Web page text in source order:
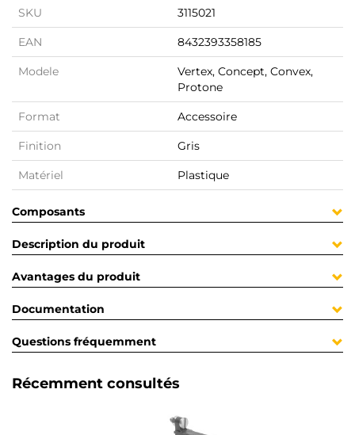
SKU 3115021
EAN 8432393358185
Modele
Vertex, Concept, Convex,
Protone
Format Accessoire
Finition Gris
Matériel Plastique
Composants
Description du produit
Avantages du produit
Documentation
Questions fréquemment
Récemment consultés